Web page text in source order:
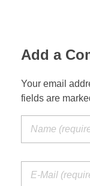
Add a
Your email
fields are